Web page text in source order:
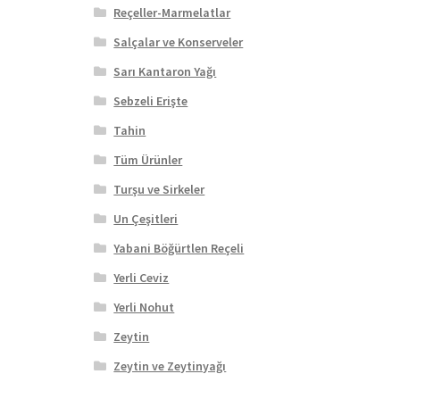
Reçeller-Marmelatlar
Salçalar ve Konserveler
Sarı Kantaron Yağı
Sebzeli Erişte
Tahin
Tüm Ürünler
Turşu ve Sirkeler
Un Çeşitleri
Yabani Böğürtlen Reçeli
Yerli Ceviz
Yerli Nohut
Zeytin
Zeytin ve Zeytinyağı